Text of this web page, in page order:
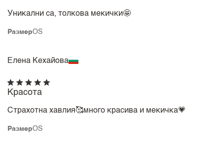
РазмерOS
Уникални са, толкова мекички🤩
Елена Кехайова
РазмерOS
Красота
Страхотна хавлия🥰много красива и мекичка💗